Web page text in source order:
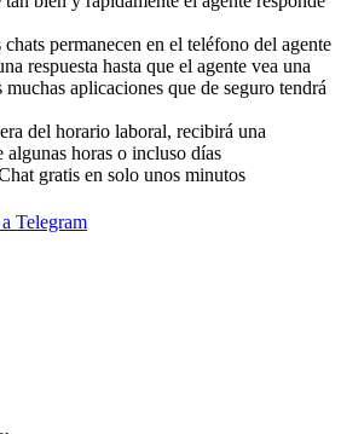
permanecen en el teléfono del agente
respuesta hasta que el agente vea una
aplicaciones que de seguro tendrá
del horario laboral, recibirá una
algunas horas o incluso días
gratis en solo unos minutos
Telegram